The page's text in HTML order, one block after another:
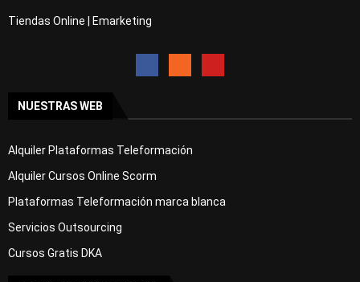
Tiendas Online | Emarketing
NUESTRAS WEB
Alquiler Plataformas Teleformación
Alquiler Cursos Online Scorm
Plataformas Teleformación marca blanca
Servicios Outsourcing
Cursos Gratis DKA